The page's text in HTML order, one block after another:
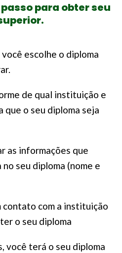
para obter seu
escolhe o diploma
de qual instituição e
que o seu diploma seja
as informações que
seu diploma (nome e
contato com a instituição
o seu diploma
você terá o seu diploma